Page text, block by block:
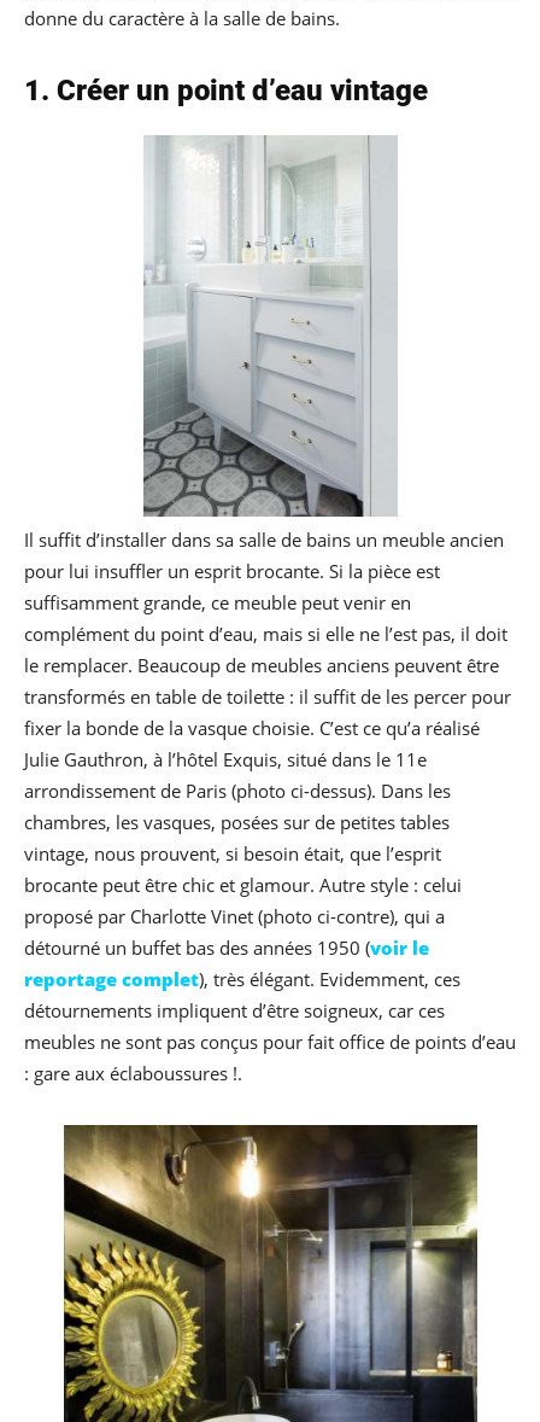
donne du caractère à la salle de bains.
1. Créer un point d’eau vintage
Il suffit d’installer dans sa salle de bains un meuble ancien
pour lui insuffler un esprit brocante. Si la pièce est
suffisamment grande, ce meuble peut venir en
complément du point d’eau, mais si elle ne l’est pas, il doit
le remplacer. Beaucoup de meubles anciens peuvent être
transformés en table de toilette : il suffit de les percer pour
fixer la bonde de la vasque choisie. C’est ce qu’a réalisé
Julie Gauthron, à l’hôtel Exquis, situé dans le 11e
arrondissement de Paris (photo ci-dessus). Dans les
chambres, les vasques, posées sur de petites tables
vintage, nous prouvent, si besoin était, que l’esprit
brocante peut être chic et glamour. Autre style : celui
proposé par Charlotte Vinet (photo ci-contre), qui a
détourné un buffet bas des années 1950 (voir le
reportage complet), très élégant. Evidemment, ces
détournements impliquent d’être soigneux, car ces
meubles ne sont pas conçus pour fait office de points d’eau
: gare aux éclaboussures !.